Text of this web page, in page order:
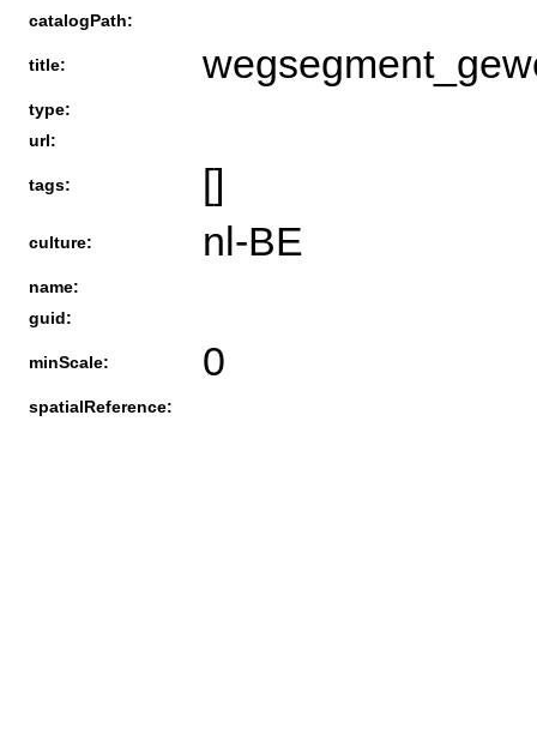
catalogPath:
title:
type:
url:
tags: []
culture: nl-BE
name:
guid:
minScale: 0
spatialReference: